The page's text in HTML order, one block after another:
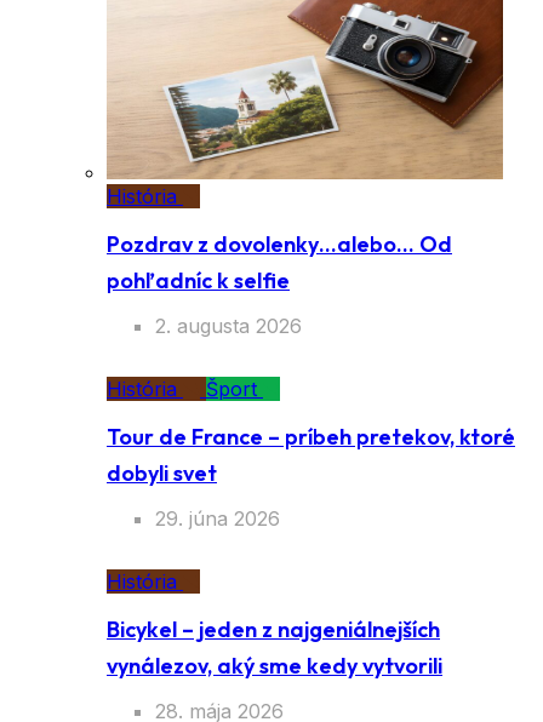
História
Pozdrav z dovolenky…alebo… Od
pohľadníc k selfie
2. augusta 2026
História Šport
Tour de France – príbeh pretekov, ktoré
dobyli svet
29. júna 2026
História
Bicykel – jeden z najgeniálnejších
vynálezov, aký sme kedy vytvorili
28. mája 2026